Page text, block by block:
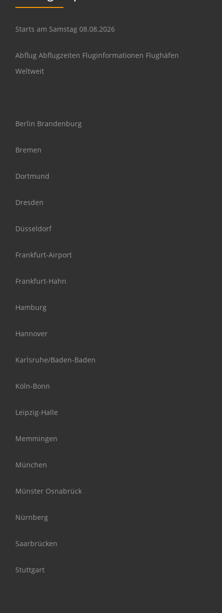
Starts am Samstag 08.08.2026
Abflug Abflugzeiten Fluginformationen Flughäfen
Weltweit
Berlin Brandenburg
Bremen
Dortmund
Dresden
Düsseldorf
Frankfurt-Airport
Frankfurt-Hahn
Hamburg
Hannover
Karlsruhe/Baden-Baden
Köln-Bonn
Leipzig-Halle
Memmingen
München
Münster Osnabrück
Nürnberg
Saarbrücken
Stuttgart